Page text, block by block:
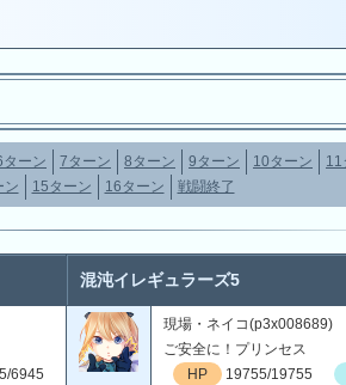
ターン 7ターン 8ターン 9ターン 10ターン 11
ン 15ターン 16ターン 戦闘終了
混沌イレギュラーズ5
6945
現場・ネイコ(p3x008689)
ご安全に！プリンセス
HP
19755/19755